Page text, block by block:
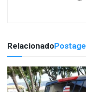
Relacionado